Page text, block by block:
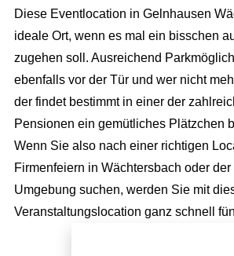
Dekoration
Personal
Roboter
Public Events
Hochzeit
Kinder Events
Familienfeiern
DJ Booking
Public
Advertising
LED Outdoor
Plakatwerbung
Die Agentur
Wir über uns
Unser Team
Konzeption
Standorte
Kontakt / Anfrage
Diese Eventlocation in Gelnhausen
ideale Ort, wenn es mal ein bisschen
zugehen soll. Ausreichend
ebenfalls vor der Tür und wer nicht
der findet bestimmt in einer der
Pensionen ein gemütliches Plätzchen
Wenn Sie also nach einer richtigen
Firmenfeiern in Wächtersbach oder der
Umgebung suchen, werden Sie mit
Veranstaltungslocation ganz schnell